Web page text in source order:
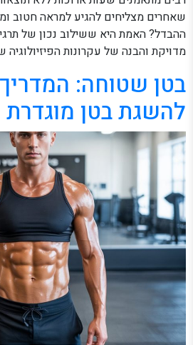
שאחרים מצליחים להגיע למראה חטוב
ההבדל? האמת היא ששילוב נכון של
מדויקת והבנה של עקרונות
בטן שטוחה:
להשגת בטן מוגדרת